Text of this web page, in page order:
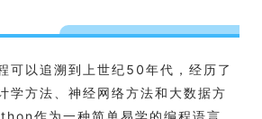
可以追溯到上世纪50年代，经历了
学方法、神经网络方法和大数据方
作为一种简单易学的编程语言，